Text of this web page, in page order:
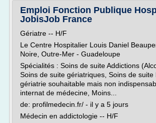
Emploi Fonction Publique
JobisJob France
Gériatre -- H/F
Le Centre Hospitalier Louis Daniel
Noire, Outre-Mer - Guadeloupe
Spécialités : Soins de suite Addictions
Soins de suite gériatriques, Soins de suite
gériatrie souhaitable mais non
internat de médecine, Moins...
de: profilmedecin.fr/ - il y a 5 jours
Médecin en addictologie -- H/F